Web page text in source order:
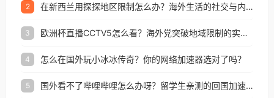
2 在新西兰用探探地区限制怎么办？海外生活的社交与内容之困
3 欧洲杯直播CCTV5怎么看？海外党突破地域限制的实用指南
4 怎么在国外玩小冰冰传奇？你的网络加速器选对了吗？
5 国外看不了哔哩哔哩怎么办呀？留学生亲测的回国加速全攻略（含酷我音乐渤海银行解决方法）